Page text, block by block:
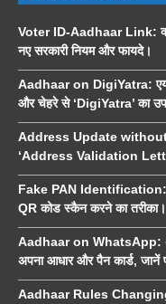
Voter ID-Aadhaar Link:
नए सरकारी नियम और फायदे।
Aadhaar on DigiYatra:
और चेहरे से ‘DigiYatra’ का
Address Update without
‘Address Validation
Fake PAN Identification:
QR कोड स्कैन करने का तरीका।
Aadhaar on WhatsApp: अब
अपना आधार और पैन कार्ड, जानें
Aadhaar Rules Changing: